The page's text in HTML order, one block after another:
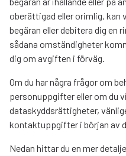
oberättigad eller orimlig, kan
begäran eller debitera dig en
sådana omständigheter
dig om avgiften i förväg.
Om du har några frågor om
personuppgifter eller om du
dataskyddsrättigheter,
kontaktuppgifter i början av
Nedan hittar du en mer